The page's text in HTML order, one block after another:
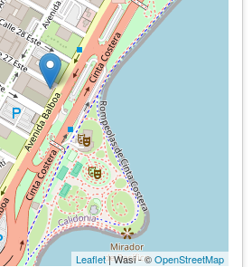
Leaflet| Wasi - ©OpenStreetMap